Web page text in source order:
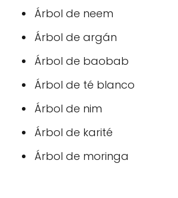
Árbol de neem
Árbol de argán
Árbol de baobab
Árbol de té blanco
Árbol de nim
Árbol de karité
Árbol de moringa